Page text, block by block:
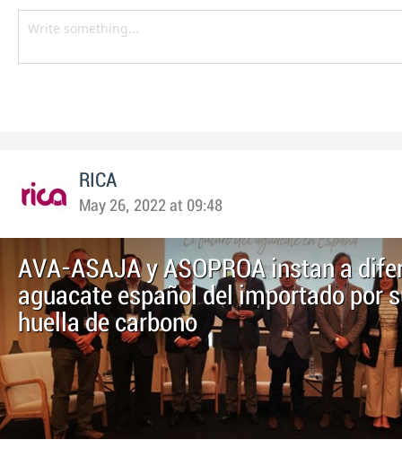
RICA
May 26, 2022 at 09:48
AVA-ASAJA y ASOPROA instan a
aguacate español del importado por
huella de carbono